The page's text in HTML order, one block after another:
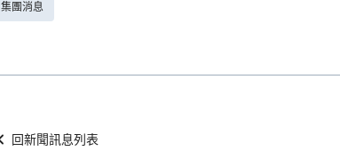
集團消息
回新聞訊息列表